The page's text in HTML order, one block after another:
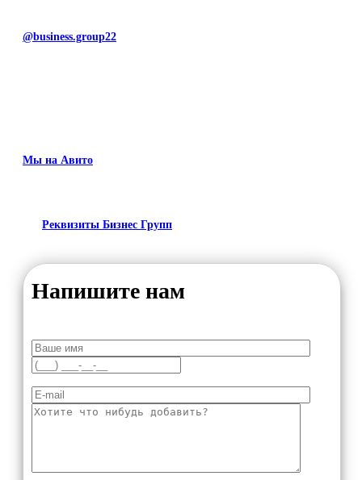
@business.group22
Мы на Авито
Реквизиты Бизнес Групп
Напишите нам